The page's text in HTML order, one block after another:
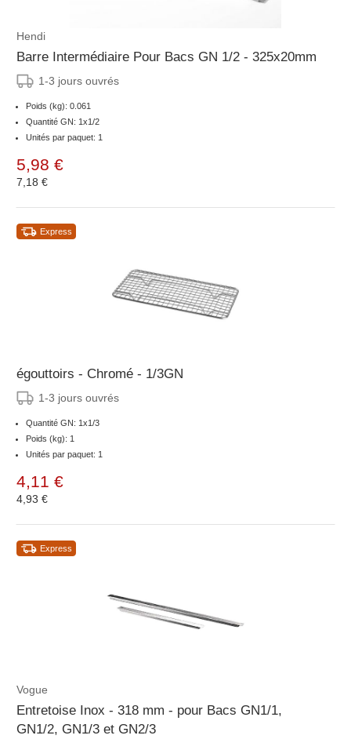
Hendi
Barre Intermédiaire Pour Bacs GN 1/2 - 325x20mm
1-3 jours ouvrés
Poids (kg): 0.061
Quantité GN: 1x1/2
Unités par paquet: 1
5,98 €
7,18 €
Express
égouttoirs - Chromé - 1/3GN
1-3 jours ouvrés
Quantité GN: 1x1/3
Poids (kg): 1
Unités par paquet: 1
4,11 €
4,93 €
Express
Vogue
Entretoise Inox - 318 mm - pour Bacs GN1/1,
GN1/2, GN1/3 et GN2/3